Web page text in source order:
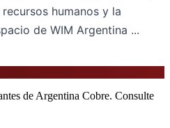
humanos y la
de WIM Argentina ...
de Argentina Cobre. Consulte